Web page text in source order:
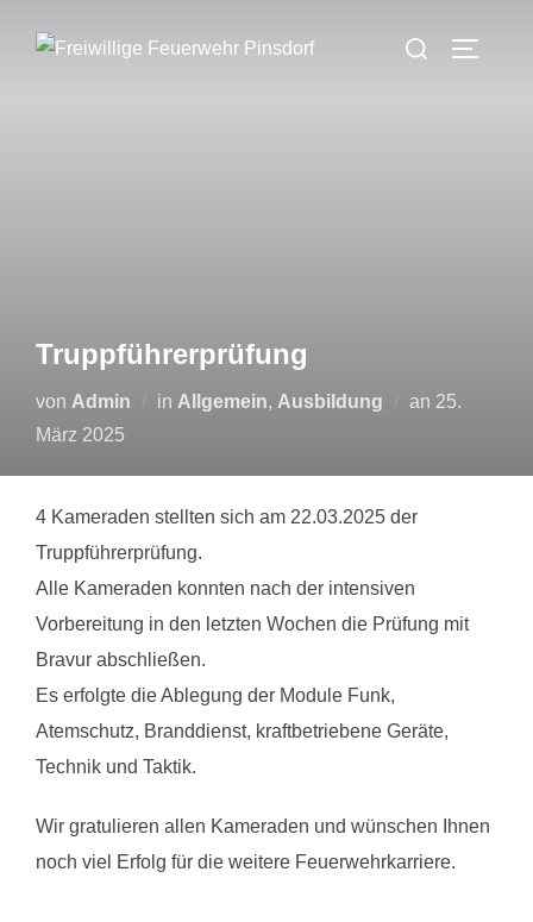
Inhalt
Suchen
Truppführerprüfung
von Admin in Allgemein, Ausbildung an 25.
März 2025
4 Kameraden stellten sich am 22.03.2025 der
Truppführerprüfung.
Alle Kameraden konnten nach der intensiven
Vorbereitung in den letzten Wochen die Prüfung mit
Bravur abschließen.
Es erfolgte die Ablegung der Module Funk,
Atemschutz, Branddienst, kraftbetriebene Geräte,
Technik und Taktik.
Wir gratulieren allen Kameraden und wünschen Ihnen
noch viel Erfolg für die weitere Feuerwehrkarriere.